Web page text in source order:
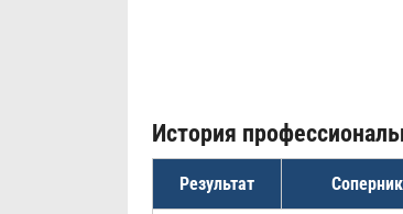
История
Результат Соперник